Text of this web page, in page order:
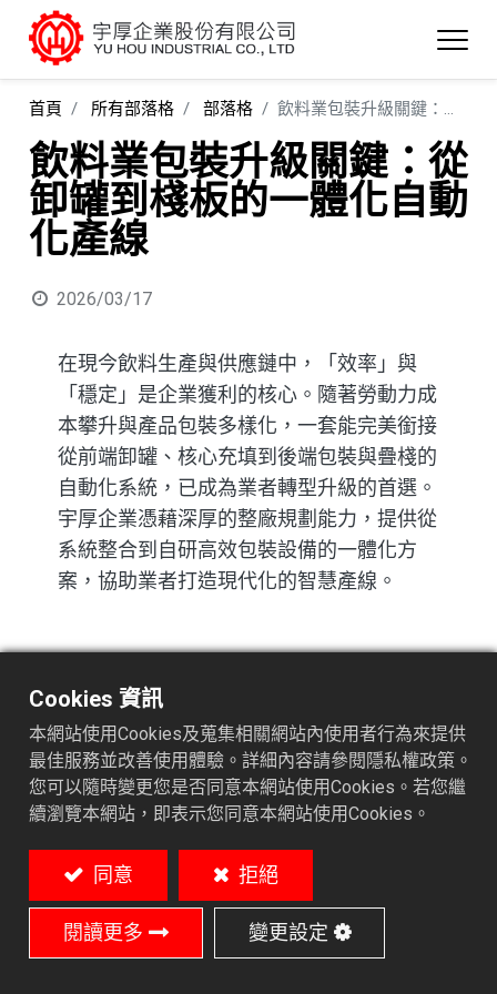
首頁 所有部落格 部落格 飲料業包裝升級關鍵：從卸罐到棧板的一體化自動化產線
飲料業包裝升級關鍵：從
卸罐到棧板的一體化自動
化產線
2026/03/17
在現今飲料生產與供應鏈中，「效率」與
「穩定」是企業獲利的核心。隨著勞動力成
本攀升與產品包裝多樣化，一套能完美銜接
從前端卸罐、核心充填到後端包裝與疊棧的
自動化系統，已成為業者轉型升級的首選。
宇厚企業憑藉深厚的整廠規劃能力，提供從
系統整合到自研高效包裝設備的一體化方
案，協助業者打造現代化的智慧產線。
前端處理與卸罐：開啟生產
的高速循環
一條高效且穩定的飲料包裝產線，關鍵在於
流暢且持續的物料供應。若前端供料不穩，
將直接影響後段充填、包裝與整體流程，因
此前端處理是整線效率的關鍵基礎。
在宇厚規劃的典型飲料產線中，前端空罐處
理主要包含：
Cookies 資訊
本網站使用Cookies及蒐集相關網站內使用者行為來提供
最佳服務並改善使用體驗。詳細內容請參閱隱私權政策。
您可以隨時變更您是否同意本網站使用Cookies。若您繼
續瀏覽本網站，即表示您同意本網站使用Cookies。
同意 拒絕
閱讀更多 變更設定